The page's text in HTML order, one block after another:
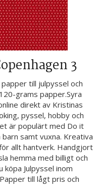
3
till julpyssel och
grams papper.Syra
direkt av Kristinas
pyssel, hobby och
är populärt med Do it
samt vuxna. Kreativa
allt hantverk. Handgjort
hemma med billigt och
Julpyssel inom
till lågt pris och